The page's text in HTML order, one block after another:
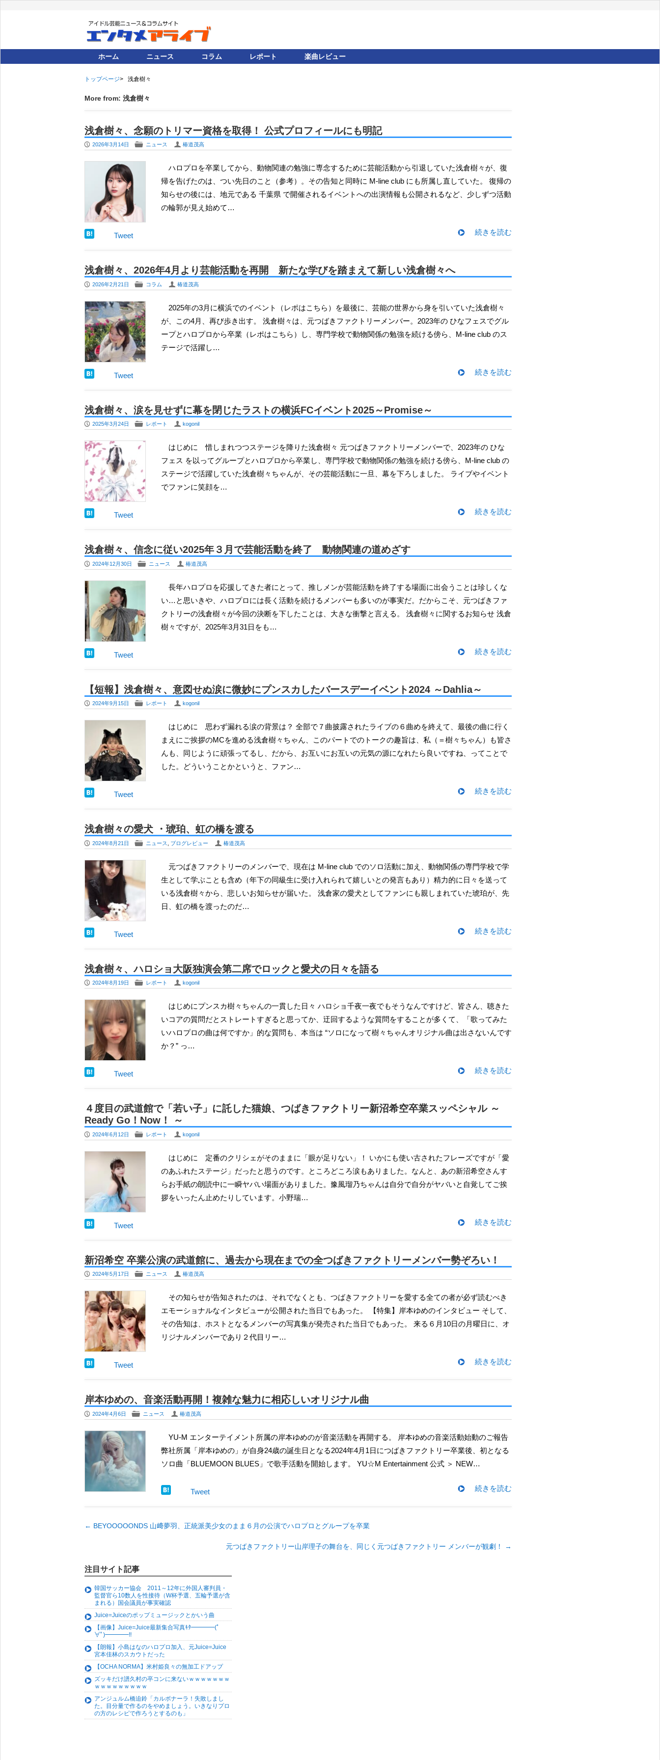
ホーム ニュース コラム レポート 楽曲レビュー
トップページ 浅倉樹々
More from: 浅倉樹々
浅倉樹々、念願のトリマー資格を取得！ 公式プロフィールにも明記
P 2026年3月14日 F ニュース U 椿道茂高
ハロプロを卒業してから、動物関連の勉強に専念するために芸能活動から引退していた浅倉樹々が、復
帰を告げたのは、つい先日のこと（参考）。その告知と同時に M-line club にも所属し直していた。 復帰の
知らせの後には、地元である 千葉県 で開催されるイベントへの出演情報も公開されるなど、少しずつ活動
の輪郭が見え始めて…
続きを読む
Tweet
浅倉樹々、2026年4月より芸能活動を再開 新たな学びを踏まえて新しい浅倉樹々へ
P 2026年2月21日 F コラム U 椿道茂高
2025年の3月に横浜でのイベント（レポはこちら）を最後に、芸能の世界から身を引いていた浅倉樹々
が、この4月、再び歩き出す。 浅倉樹々は、元つばきファクトリーメンバー。2023年の ひなフェスでグル
ープとハロプロから卒業（レポはこちら）し、専門学校で動物関係の勉強を続ける傍ら、M-line club のス
テージで活躍し…
続きを読む
Tweet
浅倉樹々、涙を見せずに幕を閉じたラストの横浜FCイベント2025～Promise～
P 2025年3月24日 F レポート U kogonil
はじめに 惜しまれつつステージを降りた浅倉樹々 元つばきファクトリーメンバーで、2023年の ひな
フェス を以ってグループとハロプロから卒業し、専門学校で動物関係の勉強を続ける傍ら、M-line club の
ステージで活躍していた浅倉樹々ちゃんが、その芸能活動に一旦、幕を下ろしました。 ライブやイベント
でファンに笑顔を…
続きを読む
Tweet
浅倉樹々、信念に従い2025年３月で芸能活動を終了 動物関連の道めざす
P 2024年12月30日 F ニュース U 椿道茂高
長年ハロプロを応援してきた者にとって、推しメンが芸能活動を終了する場面に出会うことは珍しくな
い…と思いきや、ハロプロには長く活動を続けるメンバーも多いのが事実だ。だからこそ、元つばきファ
クトリーの浅倉樹々が今回の決断を下したことは、大きな衝撃と言える。 浅倉樹々に関するお知らせ 浅倉
樹々ですが、2025年3月31日をも…
続きを読む
Tweet
【短報】浅倉樹々、意図せぬ涙に微妙にプンスカしたバースデーイベント2024 ～Dahlia～
P 2024年9月15日 F レポート U kogonil
はじめに 思わず漏れる涙の背景は？ 全部で７曲披露されたライブの６曲めを終えて、最後の曲に行く
まえにご挨拶のMCを進める浅倉樹々ちゃん、このパートでのトークの趣旨は、私（＝樹々ちゃん）も皆さ
んも、同じように頑張ってるし、だから、お互いにお互いの元気の源になれたら良いですね、ってことで
した。どういうことかというと、ファン…
続きを読む
Tweet
浅倉樹々の愛犬 ・琥珀、虹の橋を渡る
P 2024年8月21日 F ニュース ブログレビュー U 椿道茂高
元つばきファクトリーのメンバーで、現在は M-line club でのソロ活動に加え、動物関係の専門学校で学
生として学ぶことも含め（年下の同級生に受け入れられて嬉しいとの発言もあり）精力的に日々を送って
いる浅倉樹々から、悲しいお知らせが届いた。 浅倉家の愛犬としてファンにも親しまれていた琥珀が、先
日、虹の橋を渡ったのだ…
続きを読む
Tweet
浅倉樹々、ハロショ大阪独演会第二席でロックと愛犬の日々を語る
P 2024年8月19日 F レポート U kogonil
はじめにプンスカ樹々ちゃんの一貫した日々 ハロショ千夜一夜でもそうなんですけど、皆さん、聴きた
いコアの質問だとストレートすぎると思ってか、迂回するような質問をすることが多くて、「歌ってみた
いハロプロの曲は何ですか」的な質問も、本当は “ソロになって樹々ちゃんオリジナル曲は出さないんです
か？” っ…
続きを読む
Tweet
４度目の武道館で「若い子」に託した猫娘、つばきファクトリー新沼希空卒業スッペシャル ～
Ready Go！Now！ ～
P 2024年6月12日 F レポート U kogonil
はじめに 定番のクリシェがそのままに「眼が足りない」！ いかにも使い古されたフレーズですが「愛
のあふれたステージ」だったと思うのです。ところどころ涙もありました。なんと、あの新沼希空さんす
らお手紙の朗読中に一瞬ヤバい場面がありました。豫風瑠乃ちゃんは自分で自分がヤバいと自覚してご挨
拶をいったん止めたりしています。小野瑞…
続きを読む
Tweet
新沼希空 卒業公演の武道館に、過去から現在までの全つばきファクトリーメンバー勢ぞろい！
P 2024年5月17日 F ニュース U 椿道茂高
その知らせが告知されたのは、それでなくとも、つばきファクトリーを愛する全ての者が必ず読むべき
エモーショナルなインタビューが公開された当日でもあった。 【特集】岸本ゆめのインタビュー そして、
その告知は、ホストとなるメンバーの写真集が発売された当日でもあった。 来る６月10日の月曜日に、オ
リジナルメンバーであり２代目リー…
続きを読む
Tweet
岸本ゆめの、音楽活動再開！複雑な魅力に相応しいオリジナル曲
P 2024年4月6日 F ニュース U 椿道茂高
YU-M エンターテイメント所属の岸本ゆめのが音楽活動を再開する。 岸本ゆめの音楽活動始動のご報告
弊社所属「岸本ゆめの」が自身24歳の誕生日となる2024年4月1日につばきファクトリー卒業後、初となる
ソロ曲「BLUEMOON BLUES」で歌手活動を開始します。 YU☆M Entertainment 公式 ＞ NEW…
続きを読む
Tweet
← BEYOOOOONDS 山﨑夢羽、正統派美少女のまま６月の公演でハロプロとグループを卒業
元つばきファクトリー山岸理子の舞台を、同じく元つばきファクトリー メンバーが観劇！ →
注目サイト記事
韓国サッカー協会 2011～12年に外国人審判員・
監督官ら10数人を性接待（W杯予選、五輪予選が含
まれる）国会議員が事実確認
Juice=Juiceのポップミュージックとかいう曲
【画像】Juice=Juice最新集合写真ｷﾀ━━━━(ﾟ
∀ﾟ)━━━━!!
【朗報】小島はなのハロプロ加入、元Juice=Juice
宮本佳林のスカウトだった
【OCHA NORMA】米村姫良々の無加工ドアップ
ズッキだけ譜久村の卒コンに来ないｗｗｗｗｗｗｗ
ｗｗｗｗｗｗｗｗｗ
アンジュルム橋迫鈴「カルボナーラ！失敗しまし
た。目分量で作るのをやめましょう。いきなりプロ
の方のレシピで作ろうとするのも」